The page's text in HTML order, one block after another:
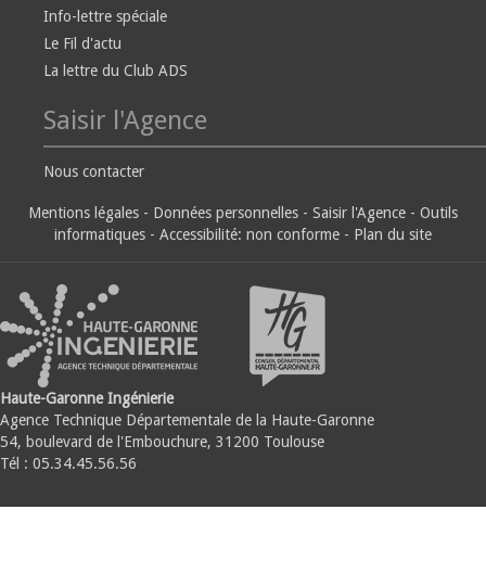
Info-lettre spéciale
Le Fil d'actu
La lettre du Club ADS
Saisir l'Agence
Nous contacter
Mentions légales - Données personnelles - Saisir l'Agence - Outils
informatiques - Accessibilité: non conforme - Plan du site
Haute-Garonne Ingénierie
Agence Technique Départementale de la Haute-Garonne
54, boulevard de l'Embouchure, 31200 Toulouse
Tél : 05.34.45.56.56